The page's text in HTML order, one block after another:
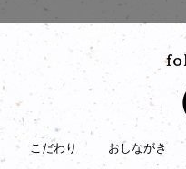
こだわり おしながき